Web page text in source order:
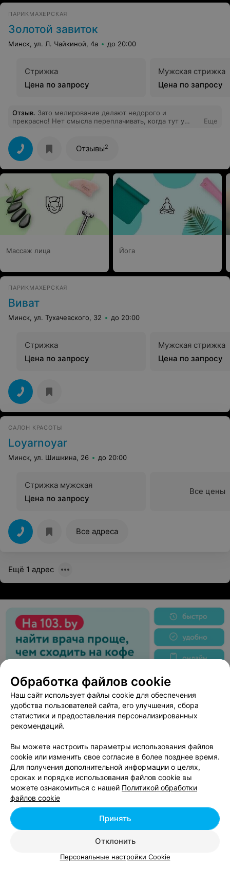
ПАРИКМАХЕРСКАЯ
Золотой завиток
Минск, ул. Л. Чайкиной, 4а до 20:00
Стрижка
Цена по запросу
Мужская стрижка
Цена по запросу
Отзыв. Зато мелирование делают недорого и
прекрасно! Нет смысла переплачивать, когда тут у
Еще
Отзывы2
Массаж лица Йога
ПАРИКМАХЕРСКАЯ
Виват
Минск, ул. Тухачевского, 32 до 20:00
Стрижка
Цена по запросу
Мужская стрижка
Цена по запросу
САЛОН КРАСОТЫ
Loyarnoyar
Минск, ул. Шишкина, 26 до 20:00
Стрижка мужская
Цена по запросу
Все цены
Все адреса
Ещё 1 адрес
ЭФФЕКТИВНАЯ РЕКЛАМА НА САЙТЕ
Парикмахерская по пр-ту Партизанский, 81
Минск, пр-т Партизанский, 81 с 12:00
Обработка файлов cookie
Наш сайт использует файлы cookie для обеспечения
удобства пользователей сайта, его улучшения, сбора
статистики и предоставления персонализированных
рекомендаций.
Вы можете настроить параметры использования файлов
cookie или изменить свое согласие в более позднее время.
Для получения дополнительной информации о целях,
сроках и порядке использования файлов cookie вы
можете ознакомиться с нашей Политикой обработки
файлов cookie
Отклонить
Принять
Персональные настройки Cookie